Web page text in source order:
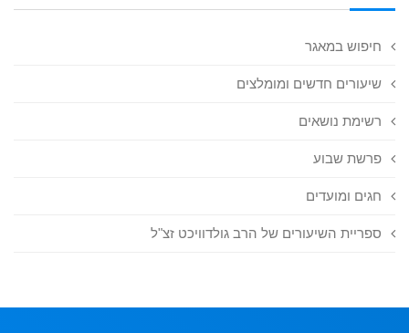
חיפוש במאגר
שיעורים חדשים ומומלצים
רשימת נושאים
פרשת שבוע
חגים ומועדים
ספריית השיעורים של הרב גולדוויכט זצ"ל